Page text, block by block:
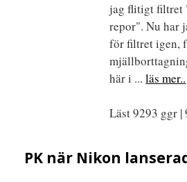
jag flitigt filtret
repor". Nu har
för filtret igen,
här i ...läs mer..
Läst 9293 ggr |
PK när Nikon